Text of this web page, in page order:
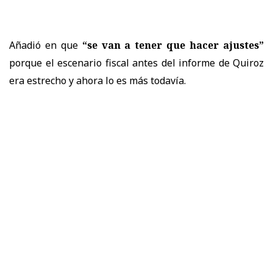
Añadió en que “se van a tener que hacer ajustes”
porque el escenario fiscal antes del informe de Quiroz
era estrecho y ahora lo es más todavía.